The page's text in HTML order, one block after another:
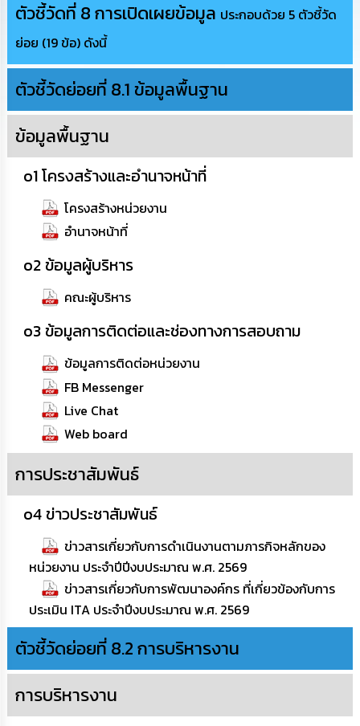
พัฒนา
ทรัพยากร
บุคคล
การ
จัด
จัด
จ้าง
การ
การ
คลัง
แผนการ
ป้องกัน
การ
ทุจริต
ดำเนิน
การ
เพื่อ
ป้องกัน
การ
ทุจริต
มาตรการ
ป้องกัน
การ
ทุจริต
การ
ส่ง
เสริม
ความ
โปร่งใส
ท้อง
ถิ่น
ของ
เรา
ตัวชี้วัดที่ 8 การเปิดเผยข้อมูล ประกอบด้วย 5 ตัวชี้วัด
ย่อย (19 ข้อ) ดังนี้
ตัวชี้วัดย่อยที่ 8.1 ข้อมูลพื้นฐาน
ข้อมูลพื้นฐาน
o1 โครงสร้างและอำนาจหน้าที่
โครงสร้างหน่วยงาน
อำนาจหน้าที่
o2 ข้อมูลผู้บริหาร
คณะผู้บริหาร
o3 ข้อมูลการติดต่อและช่องทางการสอบถาม
ข้อมูลการติดต่อหน่วยงาน
FB Messenger
Live Chat
Web board
การประชาสัมพันธ์
o4 ข่าวประชาสัมพันธ์
ข่าวสารเกี่ยวกับการดำเนินงานตามภารกิจหลักของ
หน่วยงาน ประจำปีปีงบประมาณ พ.ศ. 2569
ข่าวสารเกี่ยวกับการพัฒนาองค์กร ที่เกี่ยวข้องกับการ
ประเมิน ITA ประจำปีงบประมาณ พ.ศ. 2569
ตัวชี้วัดย่อยที่ 8.2 การบริหารงาน
การบริหารงาน